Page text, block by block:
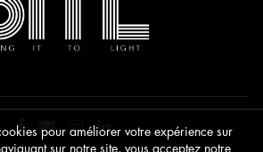
pour améliorer votre expérience sur
sur notre site, vous acceptez notre